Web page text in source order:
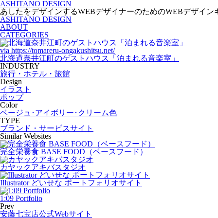
ASHITANO DESIGN
あしたをデザインするWEBデザイナーのためのWEBデザイン
ASHITANO DESIGN
ABOUT
CATEGORIES
via https://tomareru-ongakushitsu.net/
北海道奈井江町のゲストハウス「泊まれる音楽室」
INDUSTRY
旅行・ホテル・旅館
Design
イラスト
ポップ
Color
ベージュ･アイボリー･クリーム色
TYPE
ブランド・サービスサイト
Similar Websites
完全栄養食 BASE FOOD（ベースフード）
カヤックアキバスタジオ
Illustrator どいせな ポートフォリオサイト
1:09 Portfolio
Prev
安藤七宝店公式Webサイト